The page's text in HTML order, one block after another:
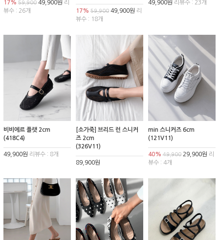
17% 59,900 49,900원 리
뷰수 : 26개
17% 59,90049,900원 리
뷰수 : 18개
49,900원 리뷰수 : 23개
비비에르 플랫 2cm
(418C4)
49,900원 리뷰수 : 8개
[소가죽] 브리드 런 스니커
즈 2cm
(326V11)
89,900원
min 스니커즈 6cm
(121V11)
40% 49,90029,900원 리
뷰수 : 4개